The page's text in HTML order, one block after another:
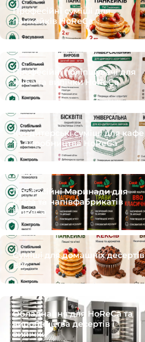
Професійні суміші для
панкейків HoReCa
Професійні поліпшувачі для
хліба та випічки HoReCa
Кондитерські суміші для кафе
та виробництва HoReCa
Професійні Маринади для
м’яса та напівфабрикатів
HoReCa
Суміші для домашніх десертів
B2C
Обладнання для HoReCa та
виробництва десертів і
випічки